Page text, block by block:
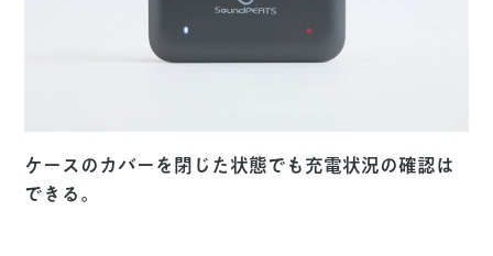
ケースのカバーを閉じた状態でも充電状況の確認は
できる。